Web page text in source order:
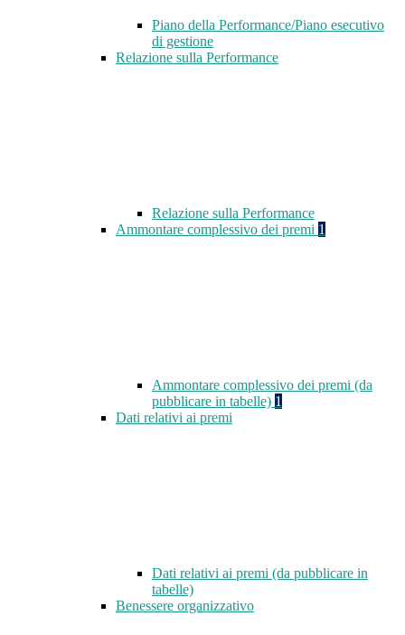
Piano della Performance/Piano esecutivo
di gestione
Relazione sulla Performance
Relazione sulla Performance
Ammontare complessivo dei premi 1
Ammontare complessivo dei premi (da
pubblicare in tabelle) 1
Dati relativi ai premi
Dati relativi ai premi (da pubblicare in
tabelle)
Benessere organizzativo